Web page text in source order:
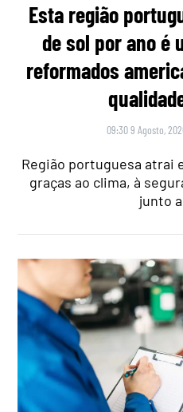
Esta região
de sol por ano é
reformados
09:30 9 Agosto,
Região portuguesa atrai
graças ao clima, à
junto